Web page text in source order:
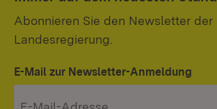
Abonnieren Sie den Newsletter der
Landesregierung.
E-Mail zur Newsletter-Anmeldung